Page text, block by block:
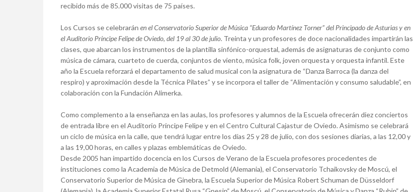
recibido más de 85.000 visitas de 75 países.
Los Cursos se celebrarán en el Conservatorio Superior de Música “Eduardo Martínez Torner” del Principado de Asturias y en
el Auditorio Príncipe Felipe de Oviedo, del 19 al 30 de julio. Treinta y un profesores de doce nacionalidades impartirán las
clases, que abarcan los instrumentos de la plantilla sinfónico-orquestal, además de asignaturas de conjunto como
música de cámara, cuarteto de cuerda, conjuntos de viento, música folk, joven orquesta y orquesta infantil. Este
año la Escuela reforzará el departamento de salud musical con la asignatura de “Danza Barroca (la danza del
respiro) y aproximación desde la Técnica Pilates” y se incorpora el taller de “Alimentación y consumo saludable”, en
colaboración con la Fundación Alimerka.
Como complemento a la enseñanza en las aulas, los profesores y alumnos de la Escuela ofrecerán diez conciertos
de entrada libre en el Auditorio Príncipe Felipe y en el Centro Cultural Cajastur de Oviedo. Asimismo se celebrará
un ciclo de música en la calle, que tendrá lugar entre los días 25 y 28 de julio, con dos sesiones diarias, a las 12,00 y
a las 19,00 horas, en calles y plazas emblemáticas de Oviedo.
Desde 2005 han impartido docencia en los Cursos de Verano de la Escuela profesores procedentes de
instituciones como la Academia de Música de Detmold (Alemania), el Conservatorio Tchaikovsky de Moscú, el
Conservatorio Superior de Música de Ginebra, la Escuela Superior de Música Robert Schuman de Düsseldorf